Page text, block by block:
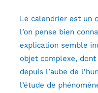
Le calendrier est un
l’on pense bien
explication semble
objet complexe,
depuis l’aube de
l’étude de